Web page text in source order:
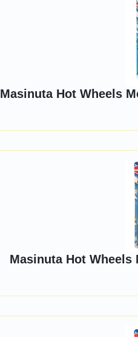
Masinuta Hot Wheels
Masinuta Hot Wheels